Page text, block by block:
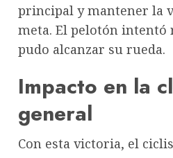
principal y mantener la
meta. El pelotón intentó
pudo alcanzar su rueda.
Impacto en la
general
Con esta victoria, el